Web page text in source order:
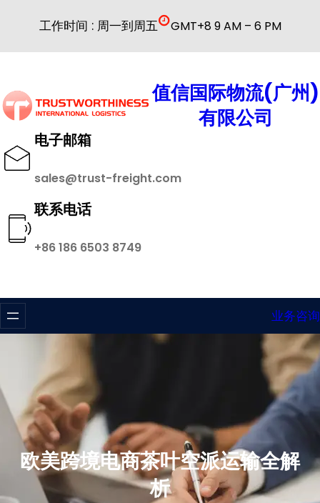
内
工作时间 : 周一到周五 GMT+8 9 AM – 6 PM
值信国际物流(广州)
有限公司
电子邮箱
sales@trust-freight.com
联系电话
+86 186 6503 8749
业务咨询
欧美跨境电商茶叶空派运输全解
析